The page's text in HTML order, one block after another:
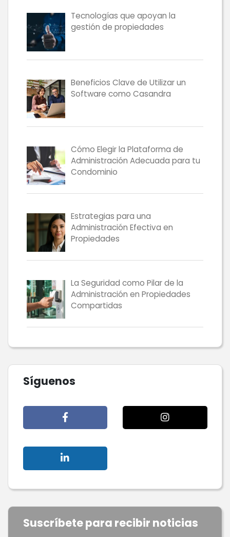
Tecnologías que apoyan la
gestión de propiedades
Beneficios Clave de Utilizar un
Software como Casandra
Cómo Elegir la Plataforma de
Administración Adecuada para tu
Condominio
Estrategias para una
Administración Efectiva en
Propiedades
La Seguridad como Pilar de la
Administración en Propiedades
Compartidas
Síguenos
Suscríbete para recibir noticias